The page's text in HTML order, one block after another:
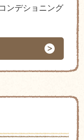
ンデショニング